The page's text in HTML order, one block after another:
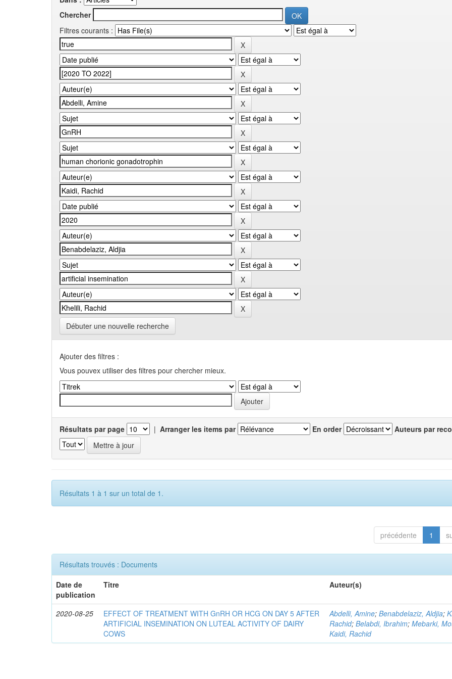
Chercher
Filtres courants :
Débuter une nouvelle recherche
Ajouter des filtres :
Vous pouvex utiliser des filtres pour chercher mieux.
Résultats par page | Arranger les items par En order Auteurs par
Résultats 1 à 1 sur un total de 1.
précédente 1
Résultats trouvés : Documents
Date de
publication
Titre Auteur(s)
2020-08-25
EFFECT OF TREATMENT WITH GnRH OR HCG ON DAY 5 AFTER
ARTIFICIAL INSEMINATION ON LUTEAL ACTIVITY OF DAIRY
COWS
Abdelli, Amine;Benabdelaziz, Aldjia;
Rachid;Belabdi, Ibrahim;Mebarki,
Kaidi, Rachid